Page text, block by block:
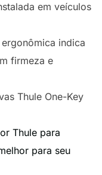
em veículos
indica
firmeza e
Thule One-Key
Thule para
para seu